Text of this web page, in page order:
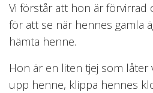
Vi förstår att hon är förvirrad
för att se när hennes gamla
hämta henne.
Hon är en liten tjej som
upp henne, klippa hennes